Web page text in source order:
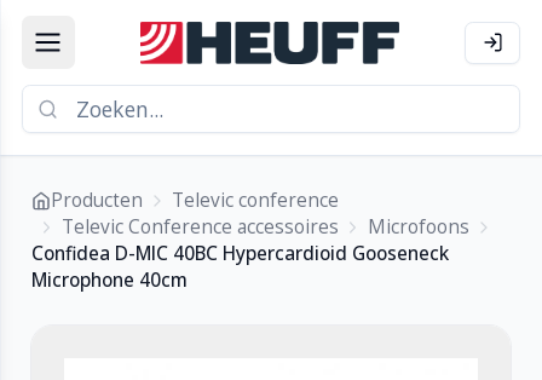
Producten
Televic conference
Televic Conference accessoires
Microfoons
Confidea D-MIC 40BC Hypercardioid Gooseneck
Microphone 40cm